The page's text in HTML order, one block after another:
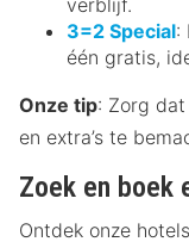
3=2 Special:
één gratis,
Onze tip: Zorg
en extra’s te
Zoek en boek
Ontdek onze